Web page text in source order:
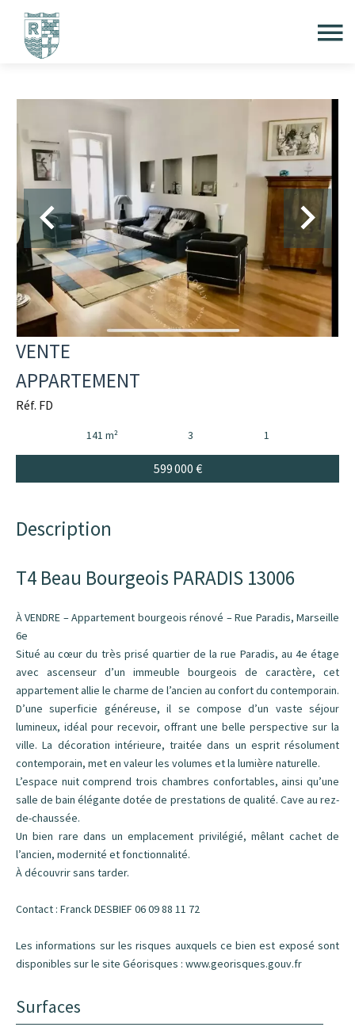
VENTE
APPARTEMENT
Réf. FD
141 m² 3 1
599 000 €
Description
T4 Beau Bourgeois PARADIS 13006
À VENDRE – Appartement bourgeois rénové – Rue Paradis, Marseille
6e
Situé au cœur du très prisé quartier de la rue Paradis, au 4e étage
avec ascenseur d’un immeuble bourgeois de caractère, cet
appartement allie le charme de l’ancien au confort du contemporain.
D’une superficie généreuse, il se compose d’un vaste séjour
lumineux, idéal pour recevoir, offrant une belle perspective sur la
ville. La décoration intérieure, traitée dans un esprit résolument
contemporain, met en valeur les volumes et la lumière naturelle.
L’espace nuit comprend trois chambres confortables, ainsi qu’une
salle de bain élégante dotée de prestations de qualité. Cave au rez-
de-chaussée.
Un bien rare dans un emplacement privilégié, mêlant cachet de
l’ancien, modernité et fonctionnalité.
À découvrir sans tarder.
Contact : Franck DESBIEF 06 09 88 11 72
Les informations sur les risques auxquels ce bien est exposé sont
disponibles sur le site Géorisques : www.georisques.gouv.fr
Surfaces